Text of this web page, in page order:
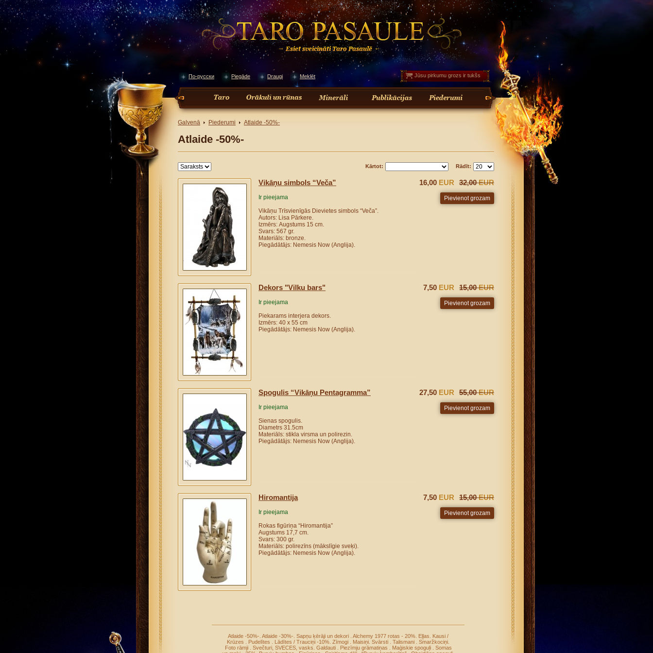
По-русски Piegāde Draugi Meklēt Jūsu pirkumu grozs ir tukšs
Galvenā Piederumi Atlaide -50%-
Atlaide -50%-
Kārtot: Rādīt:
Vikāņu simbols “Veča”
Ir pieejama
Vikāņu Trīsvienīgās Dievietes simbols “Veča”.
Autors: Lisa Pārkere.
Izmērs: Аugstums 15 cm.
Svars: 567 gr.
Materiāls: bronze.
Piegādātājs: Nemesis Now (Anglija).
16,00 EUR 32,00EUR
Dekors "Vilku bars"
Ir pieejama
Piekarams interjera dekors.
Izmērs: 40 х 55 cm
Piegādātājs: Nemesis Now (Anglija).
7,50 EUR 15,00EUR
Spogulis “Vikāņu Pentagramma”
Ir pieejama
Sienas spogulis.
Diametrs 31.5cm
Materiāls: stikla virsma un polirezin.
Piegādātājs: Nemesis Now (Anglija).
27,50 EUR 55,00EUR
Hiromantija
Ir pieejama
Rokas figūriņa “Hiromantija”
Augstums 17,7 cm.
Svars: 300 gr.
Materiāls: polirezīns (mākslīgie sveķi).
Piegādātājs: Nemesis Now (Anglija).
7,50 EUR 15,00EUR
Atlaide -50%- Atlaide -30%- Sapņu ķērāji un dekori Alchemy 1977 rotas - 20% Eļļas
Kausi /
Krūzes
Pudelītes Lādītes / Trauciņi -10% Zīmogi Maisiņi Svārsti Talismani Smaržkociņi
Foto rāmji
Svečturi, SVECES, vasks Galdauti Piezīmju grāmatiņas Maģiskie spoguļi
Somas